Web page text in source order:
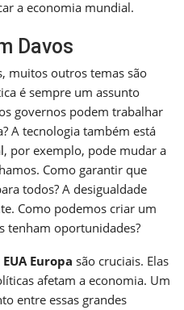
a economia mundial.
Davos
muitos outros temas são
é sempre um assunto
governos podem trabalhar
A tecnologia também está
, por exemplo, pode mudar a
Como garantir que
todos? A desigualdade
Como podemos criar um
tenham oportunidades?
Europa são cruciais. Elas
afetam a economia. Um
entre essas grandes